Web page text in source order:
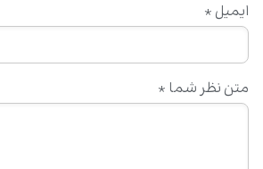
متن نظر شما *
ایمیل *